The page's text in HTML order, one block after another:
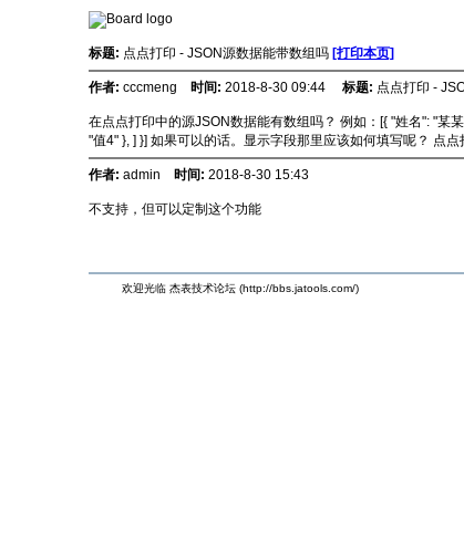
标题: 点点打印 - JSON源数据能带数组吗 [打印本页]
作者: cccmeng 时间: 2018-8-30 09:44 标题: 点点打印 -
在点点打印中的源JSON数据能有数组吗？ 例如：[{ "姓名": "某
"值4" }, ] }] 如果可以的话。显示字段那里应该如何填写呢？ 点
作者: admin 时间: 2018-8-30 15:43
不支持，但可以定制这个功能
欢迎光临 杰表技术论坛 (http://bbs.jatools.com/)